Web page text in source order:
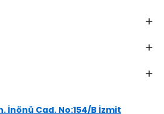
İnönü Cad. No:154/B İzmit